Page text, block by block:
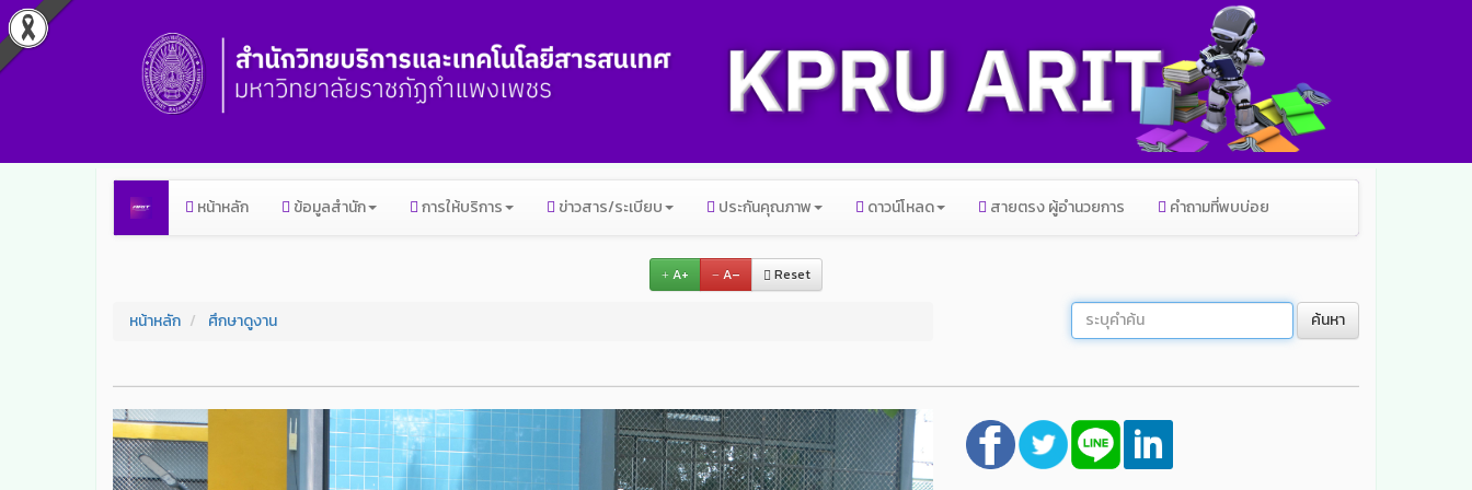
หน้าหลัก ข้อมูลสำนัก การให้บริการ ข่าวสาร/ระเบียบ ประกันคุณภาพ ดาวน์โหลด สายตรง ผู้อำนวยการ คำถามที่พบบ่อย
A+ A– Reset
หน้าหลัก ศึกษาดูงาน ค้นหา